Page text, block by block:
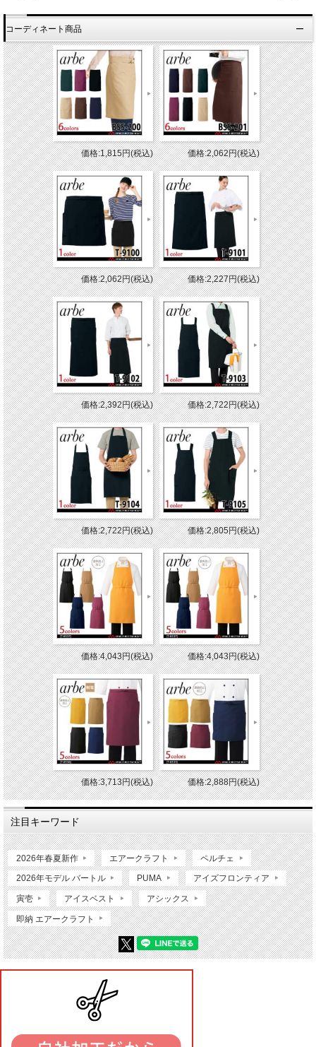
コーディネート商品
価格:1,815円(税込) 価格:2,062円(税込)
価格:2,062円(税込) 価格:2,227円(税込)
価格:2,392円(税込) 価格:2,722円(税込)
価格:2,722円(税込) 価格:2,805円(税込)
価格:4,043円(税込) 価格:4,043円(税込)
価格:3,713円(税込) 価格:2,888円(税込)
注目キーワード
2026年春夏新作 エアークラフト ペルチェ
2026年モデル バートル PUMA アイズフロンティア
寅壱 アイスベスト アシックス
即納 エアークラフト